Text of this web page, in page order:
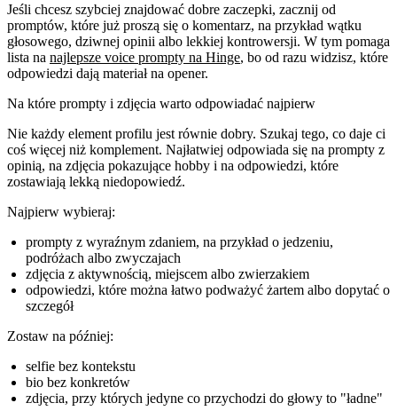
Jeśli chcesz szybciej znajdować dobre zaczepki, zacznij od
promptów, które już proszą się o komentarz, na przykład wątku
głosowego, dziwnej opinii albo lekkiej kontrowersji. W tym pomaga
lista na najlepsze voice prompty na Hinge, bo od razu widzisz, które
odpowiedzi dają materiał na opener.
Na które prompty i zdjęcia warto odpowiadać najpierw
Nie każdy element profilu jest równie dobry. Szukaj tego, co daje ci
coś więcej niż komplement. Najłatwiej odpowiada się na prompty z
opinią, na zdjęcia pokazujące hobby i na odpowiedzi, które
zostawiają lekką niedopowiedź.
Najpierw wybieraj:
prompty z wyraźnym zdaniem, na przykład o jedzeniu,
podróżach albo zwyczajach
zdjęcia z aktywnością, miejscem albo zwierzakiem
odpowiedzi, które można łatwo podważyć żartem albo dopytać o
szczegół
Zostaw na później:
selfie bez kontekstu
bio bez konkretów
zdjęcia, przy których jedyne co przychodzi do głowy to "ładne"